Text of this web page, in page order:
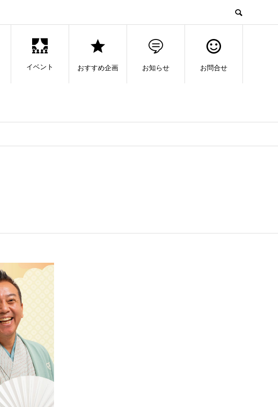
イベント おすすめ企画 お知らせ お問合せ